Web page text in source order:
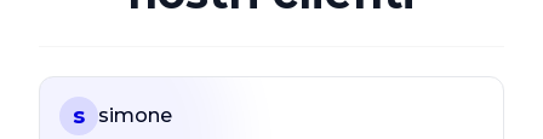
s simone